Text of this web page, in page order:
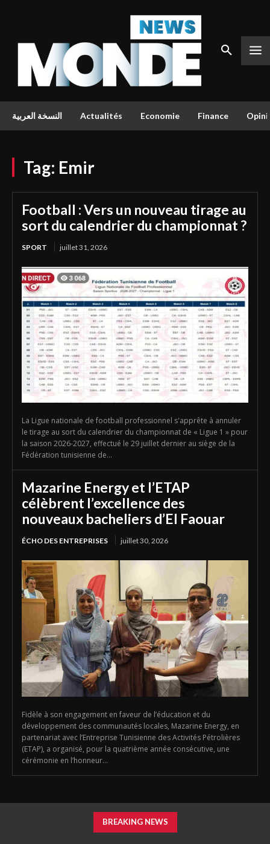
النسخة العربية Actualités Economie Finance
Tag: Emir
Football : Vers un nouveau tirage au
sort du calendrier du championnat ?
SPORT juillet 31, 2026
La Ligue nationale de football professionnel s'apprête à annuler
le tirage au sort du calendrier du championnat de « Ligue 1 » pour
la saison 2026-2027, effectué le 29 juillet dernier au siège de la
Fédération tunisienne de...
Mazarine Energy et l’ETAP
célèbrent l’excellence des
nouveaux bacheliers d’El Faouar
ÉCHO DES ENTREPRISES juillet 30, 2026
Fidèle à son engagement en faveur de l’éducation et du
développement des communautés locales, Mazarine Energy, en
partenariat avec l’Entreprise Tunisienne des Activités Pétrolières
(ETAP), a organisé, pour la quatrième année consécutive, une
cérémonie en l’honneur...
BREAKING NEWS